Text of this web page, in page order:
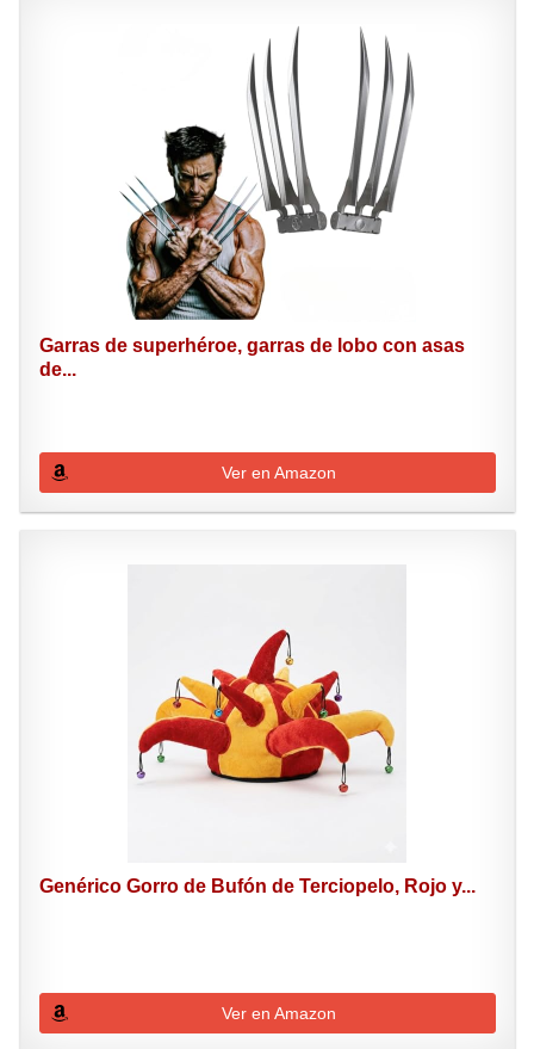
Garras de superhéroe, garras de lobo con asas
de...
Ver en Amazon
Genérico Gorro de Bufón de Terciopelo, Rojo y...
Ver en Amazon